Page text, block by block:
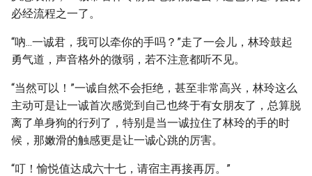
必经流程之一了。
“吶...一诚君，我可以牵你的手吗？”走了一会儿，林玲鼓起
勇气道，声音格外的微弱，若不注意都听不见。
“当然可以！”一诚自然不会拒绝，甚至非常高兴，林玲这么
主动可是让一诚首次感觉到自己也终于有女朋友了，总算脱
离了单身狗的行列了，特别是当一诚拉住了林玲的手的时
候，那嫩滑的触感更是让一诚心跳的厉害。
“叮！愉悦值达成六十七，请宿主再接再厉。”